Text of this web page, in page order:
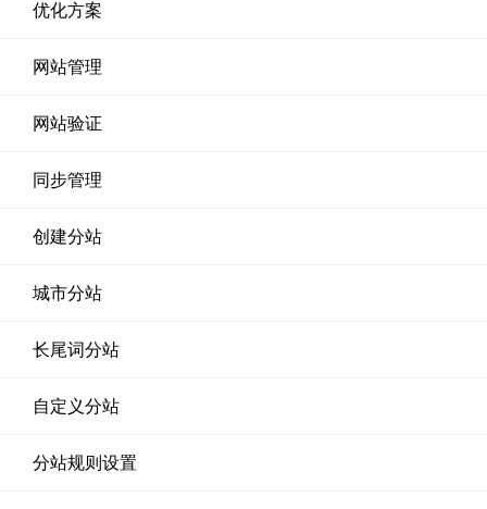
优化方案
网站管理
网站验证
同步管理
创建分站
城市分站
长尾词分站
自定义分站
分站规则设置